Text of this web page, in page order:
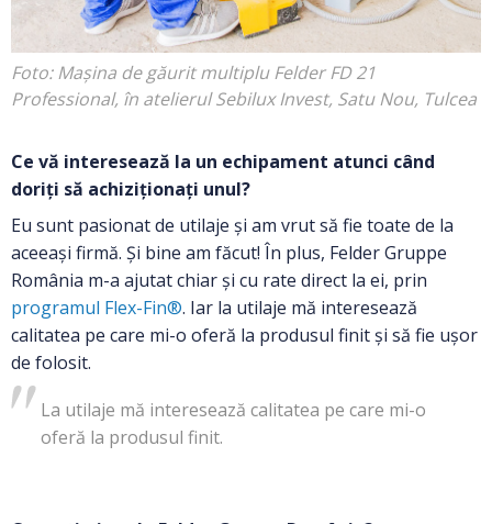
Foto: Mașina de găurit multiplu Felder FD 21
Professional, în atelierul Sebilux Invest, Satu Nou, Tulcea
Ce vă interesează la un echipament atunci când
doriți să achiziționați unul?
Eu sunt pasionat de utilaje și am vrut să fie toate de la
aceeași firmă. Și bine am făcut! În plus, Felder Gruppe
România m-a ajutat chiar și cu rate direct la ei, prin
programul Flex-Fin®. Iar la utilaje mă interesează
calitatea pe care mi-o oferă la produsul finit și să fie ușor
de folosit.
La utilaje mă interesează calitatea pe care mi-o
oferă la produsul finit.